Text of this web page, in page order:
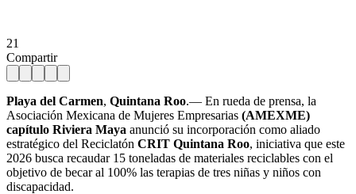
21
Compartir
Playa del Carmen, Quintana Roo.— En rueda de prensa, la
Asociación Mexicana de Mujeres Empresarias (AMEXME)
capítulo Riviera Maya anunció su incorporación como aliado
estratégico del Reciclatón CRIT Quintana Roo, iniciativa que este
2026 busca recaudar 15 toneladas de materiales reciclables con el
objetivo de becar al 100% las terapias de tres niñas y niños con
discapacidad.